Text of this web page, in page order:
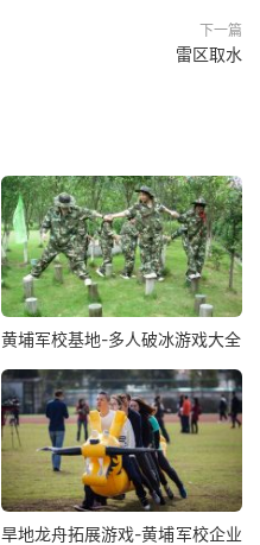
下一篇
雷区取水
黄埔军校基地-多人破冰游戏大全
旱地龙舟拓展游戏-黄埔军校企业